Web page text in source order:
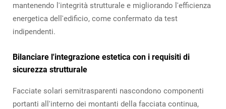
mantenendo l'integrità strutturale e migliorando l'efficienza
energetica dell'edificio, come confermato da test
indipendenti.
Bilanciare l'integrazione estetica con i requisiti di
sicurezza strutturale
Facciate solari semitrasparenti nascondono componenti
portanti all'interno dei montanti della facciata continua,